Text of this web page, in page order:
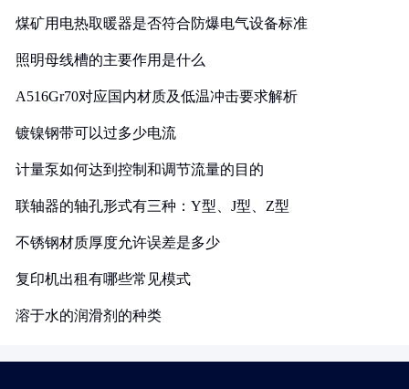
煤矿用电热取暖器是否符合防爆电气设备标准
照明母线槽的主要作用是什么
A516Gr70对应国内材质及低温冲击要求解析
镀镍钢带可以过多少电流
计量泵如何达到控制和调节流量的目的
联轴器的轴孔形式有三种：Y型、J型、Z型
不锈钢材质厚度允许误差是多少
复印机出租有哪些常见模式
溶于水的润滑剂的种类